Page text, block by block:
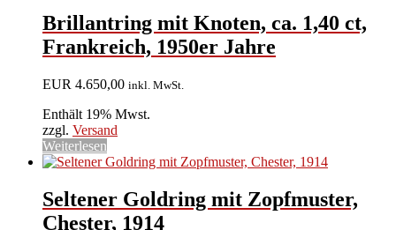
Brillantring mit Knoten, ca. 1,40 ct,
Frankreich, 1950er Jahre
EUR 4.650,00 inkl. MwSt.
Enthält 19% Mwst.
zzgl. Versand
Weiterlesen
Seltener Goldring mit Zopfmuster,
Chester, 1914